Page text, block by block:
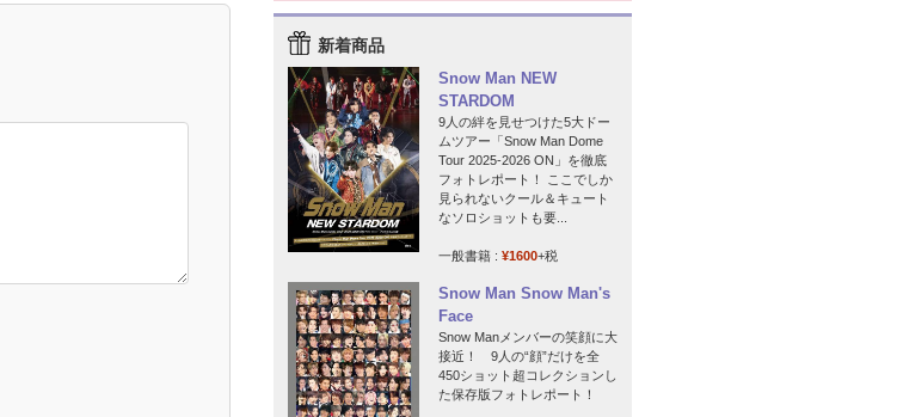
新着商品
Snow Man NEW
STARDOM
9人の絆を見せつけた5大ドー
ムツアー「Snow Man Dome
Tour 2025-2026 ON」を徹底
フォトレポート！ ここでしか
見られないクール＆キュート
なソロショットも要...
一般書籍 : ¥1600+税
Snow Man Snow Man's
Face
Snow Manメンバーの笑顔に大
接近！ 9人の“顔”だけを全
450ショット超コレクションし
た保存版フォトレポート！